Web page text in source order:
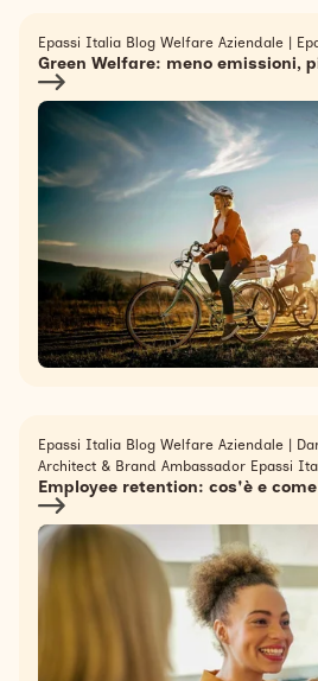
Epassi Italia Blog Welfare Aziendale
Green Welfare: meno emissioni,
Epassi Italia Blog Welfare Aziendale |
Architect & Brand Ambassador Epassi
Employee retention: cos'è e